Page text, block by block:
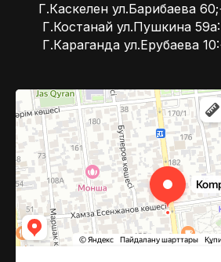
Г.Каскелен ул.Барибаева
Г.Костанай ул.Пушкина
Г.Караганда ул.Ерубаева
Kompressor
Компрессоры и компрессорное
Системы вентиляции в Алматы